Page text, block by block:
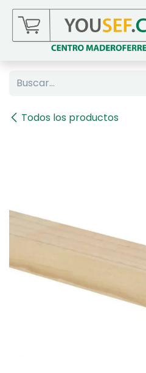
Ir al contenido
Todos los productos